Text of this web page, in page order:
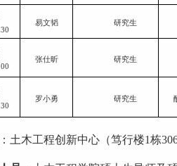
30
易文韬 研究生
00
张仕昕 研究生
30
罗小勇 研究生
： 土木工程创新中心（笃行楼1栋